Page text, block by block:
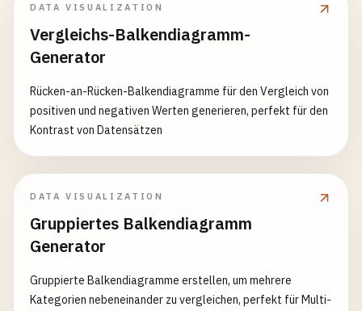
DATA VISUALIZATION
Vergleichs-Balkendiagramm-
Generator
Rücken-an-Rücken-Balkendiagramme für den Vergleich von
positiven und negativen Werten generieren, perfekt für den
Kontrast von Datensätzen
DATA VISUALIZATION
Gruppiertes Balkendiagramm
Generator
Gruppierte Balkendiagramme erstellen, um mehrere
Kategorien nebeneinander zu vergleichen, perfekt für Multi-